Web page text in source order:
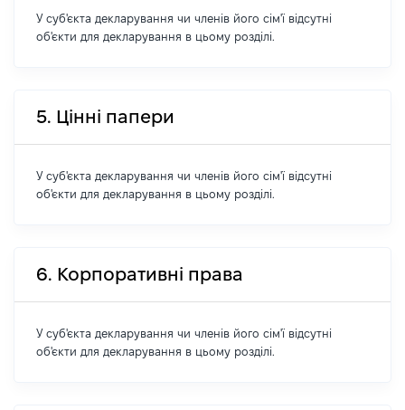
У суб'єкта декларування чи членів його сім'ї відсутні
об'єкти для декларування в цьому розділі.
5. Цінні папери
У суб'єкта декларування чи членів його сім'ї відсутні
об'єкти для декларування в цьому розділі.
6. Корпоративні права
У суб'єкта декларування чи членів його сім'ї відсутні
об'єкти для декларування в цьому розділі.